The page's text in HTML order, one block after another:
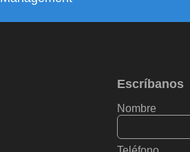
Escríbanos
Nombre